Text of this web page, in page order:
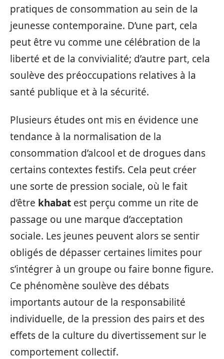
pratiques de consommation au sein de la
jeunesse contemporaine. D’une part, cela
peut être vu comme une célébration de la
liberté et de la convivialité; d’autre part, cela
soulève des préoccupations relatives à la
santé publique et à la sécurité.
Plusieurs études ont mis en évidence une
tendance à la normalisation de la
consommation d’alcool et de drogues dans
certains contextes festifs. Cela peut créer
une sorte de pression sociale, où le fait
d’être khabat est perçu comme un rite de
passage ou une marque d’acceptation
sociale. Les jeunes peuvent alors se sentir
obligés de dépasser certaines limites pour
s’intégrer à un groupe ou faire bonne figure.
Ce phénomène soulève des débats
importants autour de la responsabilité
individuelle, de la pression des pairs et des
effets de la culture du divertissement sur le
comportement collectif.